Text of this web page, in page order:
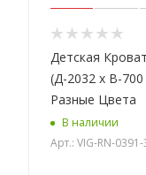
Детская
(Д-2032 х В-
Разные Цвета
В наличии
Арт.: VIG-RN-